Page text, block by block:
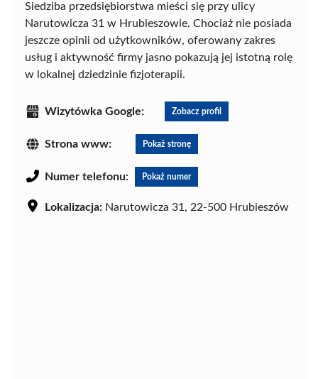
Siedziba przedsiębiorstwa mieści się przy ulicy
Narutowicza 31 w Hrubieszowie. Chociaż nie posiada
jeszcze opinii od użytkowników, oferowany zakres
usług i aktywność firmy jasno pokazują jej istotną rolę
w lokalnej dziedzinie fizjoterapii.
Wizytówka Google: Zobacz profil
Strona www: Pokaż stronę
Numer telefonu: Pokaż numer
Lokalizacja: Narutowicza 31, 22-500 Hrubieszów